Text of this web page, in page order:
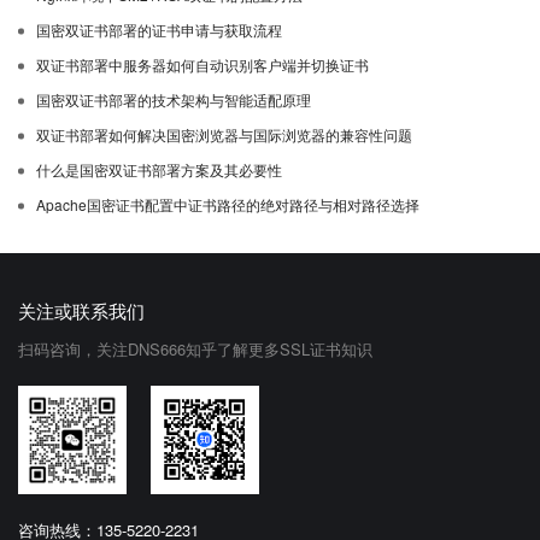
国密双证书部署的证书申请与获取流程
双证书部署中服务器如何自动识别客户端并切换证书
国密双证书部署的技术架构与智能适配原理
双证书部署如何解决国密浏览器与国际浏览器的兼容性问题
什么是国密双证书部署方案及其必要性
Apache国密证书配置中证书路径的绝对路径与相对路径选择
关注或联系我们
扫码咨询，关注DNS666知乎了解更多SSL证书知识
咨询热线：135-5220-2231